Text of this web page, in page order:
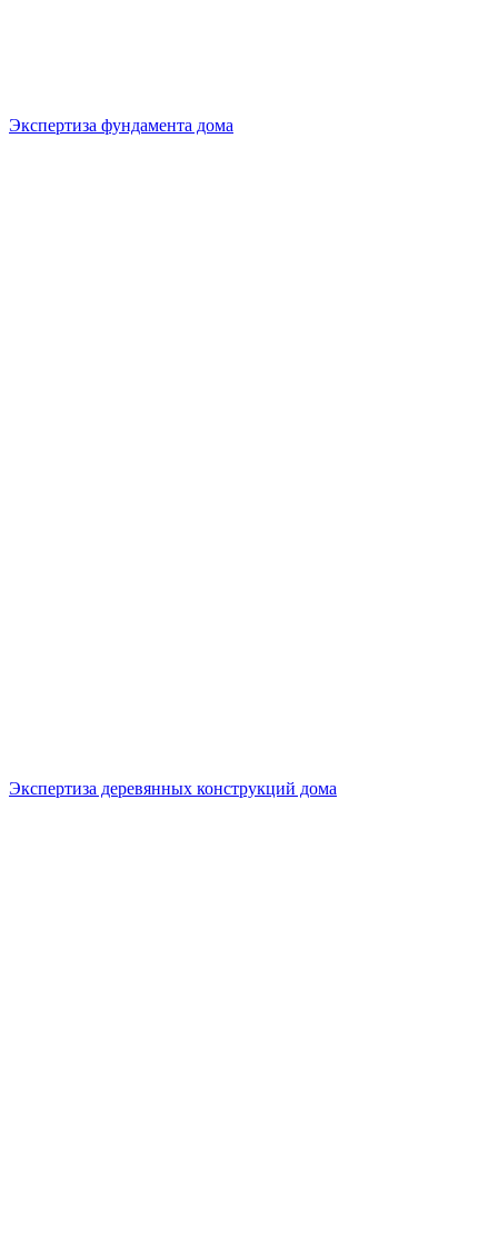
Экспертиза фундамента дома
Экспертиза деревянных конструкций дома